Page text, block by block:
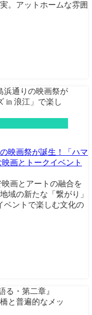
。アットホームな雰囲
映画祭が誕生！「ハマ
画とトークイベント
映画とアートの融合を
域の新たな「繋がり」
ベントで楽しむ文化の